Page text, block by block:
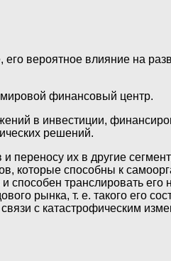
вероятное влияние на
финансовый центр.
в инвестиции,
решений.
переносу их в другие
которые способны к
способен транслировать его
рынка, т. е. такого его
с катастрофическим